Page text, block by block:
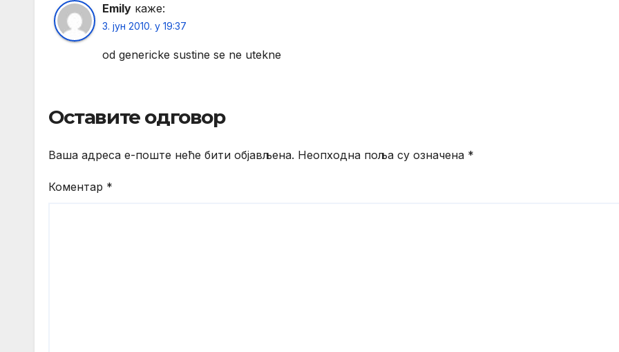
Emily каже:
3. јун 2010. у 19:37
od genericke sustine se ne utekne
Оставите одговор
Ваша адреса е-поште неће бити објављена. Неопходна поља су означена *
Коментар *